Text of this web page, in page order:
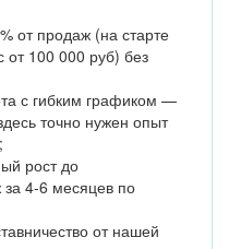
от продаж (на старте
от 100 000 руб) без
с гибким графиком —
точно нужен опыт
рост до
за 4-6 месяцев по
от нашей